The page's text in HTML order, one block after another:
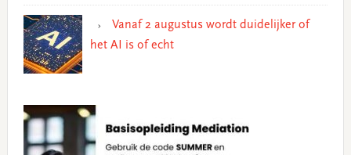
Vanaf 2 augustus wordt duidelijker of
het AI is of echt